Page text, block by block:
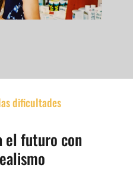
dificultades
el futuro con